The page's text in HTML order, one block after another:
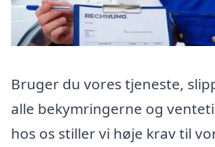
Bruger du vores tjeneste,
alle bekymringerne og
hos os stiller vi høje krav til